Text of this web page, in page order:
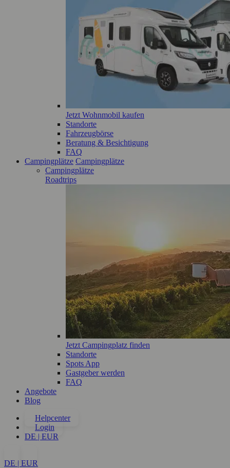
Jetzt Wohnmobil kaufen
Standorte
Fahrzeugbörse
Beratung & Besichtigung
FAQ
Campingplätze Campingplätze
Campingplätze
Roadtrips
Jetzt Campingplatz finden
Standorte
Spots App
Gastgeber werden
FAQ
Angebote
Blog
Helpcenter
Login
DE | EUR
DE | EUR